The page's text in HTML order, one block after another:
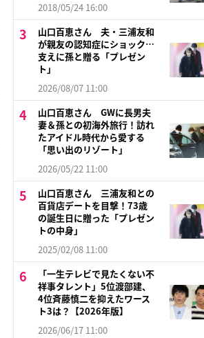
2018/05/24 16:00
山口百恵さん 夫・三浦友和
が親友の認知症にショック…
支えに孫と贈る「プレゼン
ト」
2026/08/07 11:00
山口百恵さん GWに長男夫
妻＆孫との初海外旅行！訪れ
たアイドル時代から愛する
「思い出のリゾート」
2026/05/22 11:00
山口百恵さん 三浦友和との
百貨店デートを目撃！73歳
の誕生日に贈った「プレゼン
トの中身」
2025/02/08 11:00
「一生テレビで見たくない不
祥事タレント」5位渡部建、
4位斉藤慎二を抑えたワース
ト3は？【2026年版】
2026/06/17 11:00